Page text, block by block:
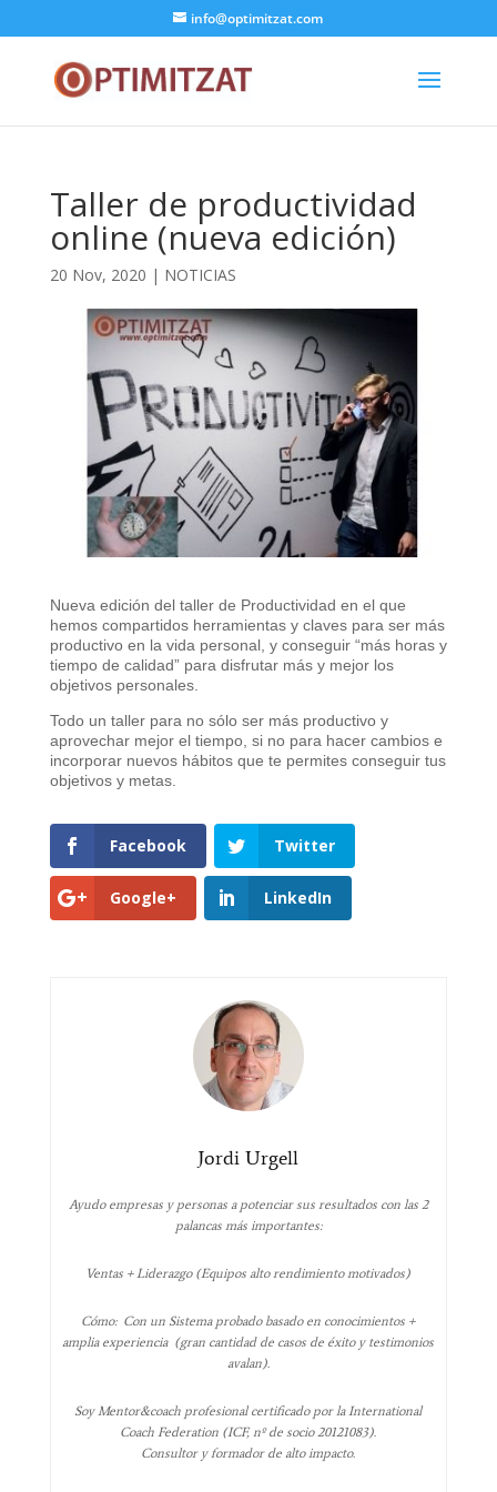
info@optimitzat.com
Taller de productividad
online (nueva edición)
20 Nov, 2020 | NOTICIAS
Nueva edición del taller de Productividad en el que
hemos compartidos herramientas y claves para ser más
productivo en la vida personal, y conseguir “más horas y
tiempo de calidad” para disfrutar más y mejor los
objetivos personales.
Todo un taller para no sólo ser más productivo y
aprovechar mejor el tiempo, si no para hacer cambios e
incorporar nuevos hábitos que te permites conseguir tus
objetivos y metas.
Facebook Twitter
Google+ LinkedIn
Jordi Urgell
Ayudo empresas y personas a potenciar sus resultados con las 2
palancas más importantes:
Ventas + Liderazgo (Equipos alto rendimiento motivados)
Cómo: Con un Sistema probado basado en conocimientos +
amplia experiencia (gran cantidad de casos de éxito y testimonios
avalan).
Soy Mentor&coach profesional certificado por la International
Coach Federation (ICF, nº de socio 20121083).
Consultor y formador de alto impacto.